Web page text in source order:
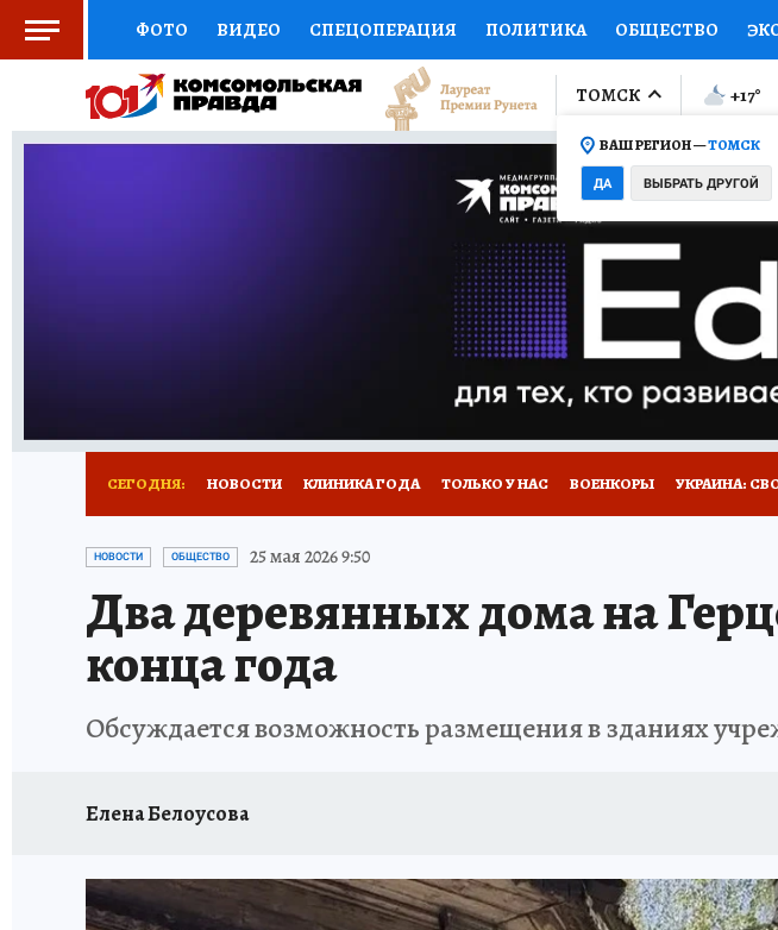
ФОТО ВИДЕО СПЕЦОПЕРАЦИЯ ПОЛИТИКА ОБЩЕСТВО
СОЦПОДДЕРЖКА НАУКА СПОРТ КОЛУМНИСТЫ
ВЫБОР ЭКСПЕРТОВ ДОКТОР ФИНАНСЫ ОТКРЫВАЕМ МИР Я
ПРОГНОЗЫ НА СПОРТ ПРОМОКОДЫ СЕРИАЛЫ
ТЕЛЕВИЗОР КОЛЛЕКЦИИ
НОВОЕ НА САЙТЕ
ТОМСК
ВАШ РЕГИОН —ТОМСК
ДА ВЫБРАТЬ ДРУГОЙ
+17°
СЕГОДНЯ: НОВОСТИ КЛИНИКА ГОДА ТОЛЬКО У НАС ВОЕНКОРЫ УКРАИНА:
ПРОИСШЕСТВИЯ АФИША
НОВОСТИ ОБЩЕСТВО 25 мая 2026 9:50
Два деревянных дома на
конца года
Обсуждается возможность размещения в зданиях
Елена Белоусова